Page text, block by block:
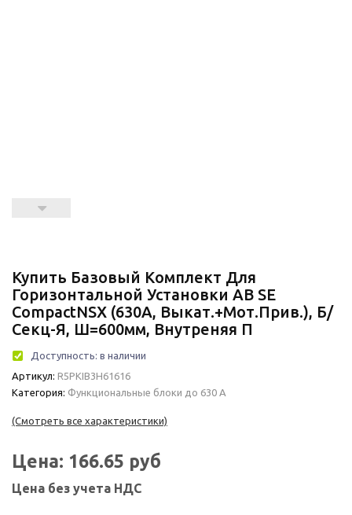
Купить Базовый Комплект Для
Горизонтальной Установки АВ SE
CompactNSX (630A, Выкат.+мот.прив.), Б/
Секц-Я, Ш=600мм, Внутреняя П
Доступность: в наличии
Артикул: R5PKIB3H61616
Категория: Функциональные блоки до 630 А
(Смотреть все характеристики)
Цена: 166.65 руб
Цена без учета НДС